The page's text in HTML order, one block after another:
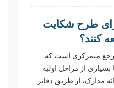
طرح شکایت
کنند؟
متمرکزی است که
از مراحل اولیه
مدارک، از طریق دفاتر